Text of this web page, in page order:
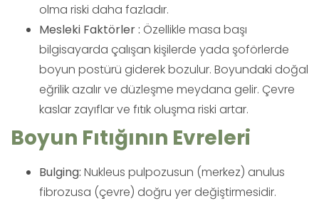
olma riski daha fazladır.
Mesleki Faktörler : Özellikle masa başı
bilgisayarda çalışan kişilerde yada şoförlerde
boyun postürü giderek bozulur. Boyundaki doğal
eğrilik azalır ve düzleşme meydana gelir. Çevre
kaslar zayıflar ve fıtık oluşma riski artar.
Boyun Fıtığının Evreleri
Bulging: Nukleus pulpozusun (merkez) anulus
fibrozusa (çevre) doğru yer değiştirmesidir.